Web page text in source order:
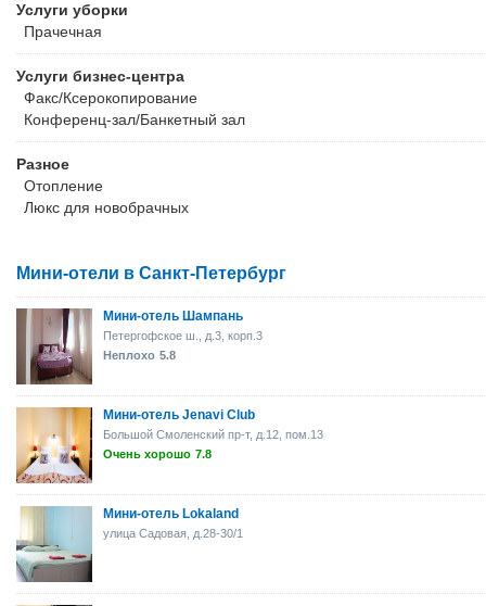
Услуги уборки
Прачечная
Услуги бизнес-центра
Факс/Ксерокопирование
Конференц-зал/Банкетный зал
Разное
Отопление
Люкс для новобрачных
Мини-отели в Санкт-Петербург
Мини-отель Шампань
Петергофское ш., д.3, корп.3
Неплохо 5.8
Мини-отель Jenavi Club
Большой Смоленский пр-т, д.12, пом.13
Очень хорошо 7.8
Мини-отель Lokaland
улица Садовая, д.28-30/1